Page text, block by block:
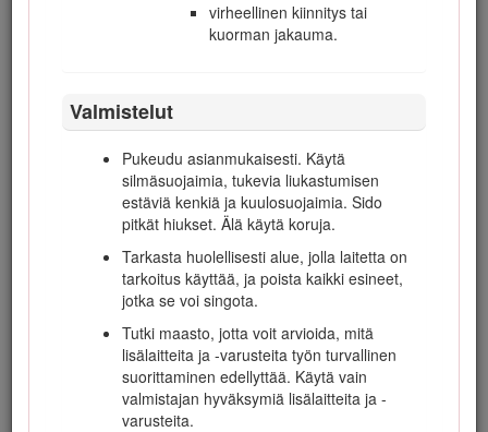
virheellinen kiinnitys tai
kuorman jakauma.
Valmistelut
Pukeudu asianmukaisesti. Käytä
silmäsuojaimia, tukevia liukastumisen
estäviä kenkiä ja kuulosuojaimia. Sido
pitkät hiukset. Älä käytä koruja.
Tarkasta huolellisesti alue, jolla laitetta on
tarkoitus käyttää, ja poista kaikki esineet,
jotka se voi singota.
Tutki maasto, jotta voit arvioida, mitä
lisälaitteita ja -varusteita työn turvallinen
suorittaminen edellyttää. Käytä vain
valmistajan hyväksymiä lisälaitteita ja -
varusteita.
Mukana toimitettavassa moottorin käyttöoppaassa on USA:n
ympäristönsuojeluelimen EPA:n (Environmental Protection
koskevia tietoja. Käyttöoppaita voi tilata moottorin
valmistajalta.
Vaara
KALIFORNIA
Lakiesityksen 65 mukainen varoitus
Dieselmoottorin tuottamat pakokaasut ja jotkin niiden
aineosat sisältävät kemikaaleja, jotka Kalifornian
osavaltion tietojen mukaan aiheuttavat syöpää,
synnynnäisiä epämuodostumia tai muuta
lisääntymiseen liittyvää haittaa.